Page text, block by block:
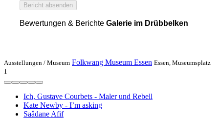
Bericht absenden
Bewertungen & Berichte Galerie im Drübbelken
Ausstellungen / Museum Folkwang Museum Essen Essen, Museumsplatz
1
Ich, Gustave Courbets - Maler und Rebell
Kate Newby - I’m asking
Saâdane Afif